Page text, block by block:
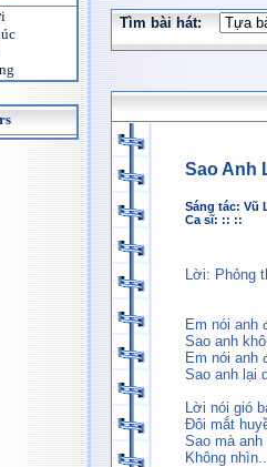
Tìm bài hát:
Sao Anh
Sáng tác: Vũ
Ca sĩ: :: ::
Lời: Phỏng
Em nói anh
Sao anh
Em nói anh
Sao anh lại
Lời nói gió
Đôi mắt
Sao mà anh
Không